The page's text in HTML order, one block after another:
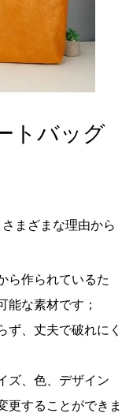
トバッグ
まざまな理由から
ら作られているた
能な素材です；
ず、丈夫で破れにく
ズ、色、デザイン
更することができま